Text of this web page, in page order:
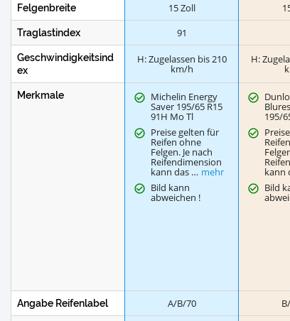
Felgenbreite 15 Zoll
Traglastindex 91
Geschwindigkeitsind
ex
H: Zugelassen bis 210
km/h
H:
Merkmale Michelin Energy
Saver 195/65 R15
91H Mo Tl
Preise gelten für
Reifen ohne
Felgen. Je nach
Reifendimension
kann das … mehr
Bild kann
abweichen !
195/
kann
Bild
Angabe Reifenlabel A/B/70